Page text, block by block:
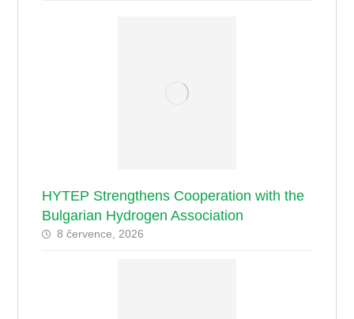
HYTEP Strengthens Cooperation with the
Bulgarian Hydrogen Association
8 července, 2026